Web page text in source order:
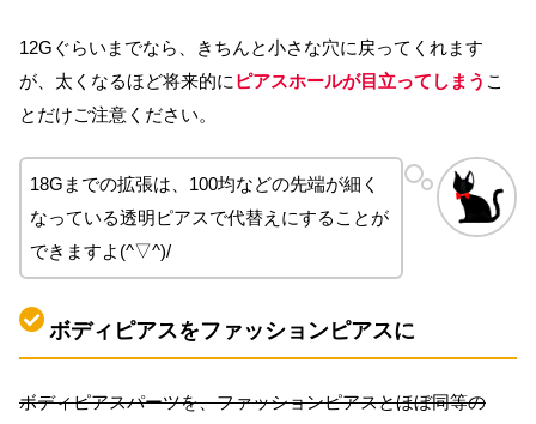
12Gぐらいまでなら、きちんと小さな穴に戻ってくれます
が、太くなるほど将来的に ピアスホールが目立ってしまう こ
とだけご注意ください。
18Gまでの拡張は、100均などの先端が細く
なっている透明ピアスで代替えにすることが
できますよ(^▽^)/
ボディピアスをファッションピアスに
ボディピアスパーツを、ファッションピアスとほぼ同等の